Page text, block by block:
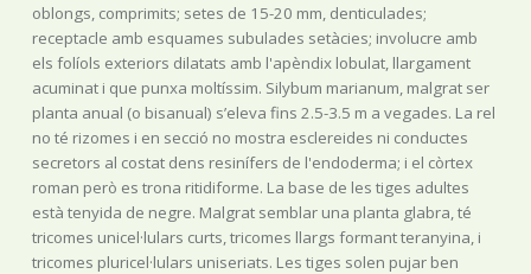
oblongs, comprimits; setes de 15-20 mm, denticulades;
receptacle amb esquames subulades setàcies; involucre amb
els folíols exteriors dilatats amb l'apèndix lobulat, llargament
acuminat i que punxa moltíssim. Silybum marianum, malgrat ser
planta anual (o bisanual) s’eleva fins 2.5-3.5 m a vegades. La rel
no té rizomes i en secció no mostra esclereides ni conductes
secretors al costat dens resinífers de l'endoderma; i el còrtex
roman però es trona ritidiforme. La base de les tiges adultes
està tenyida de negre. Malgrat semblar una planta glabra, té
tricomes unicel·lulars curts, tricomes llargs formant teranyina, i
tricomes pluricel·lulars uniseriats. Les tiges solen pujar ben